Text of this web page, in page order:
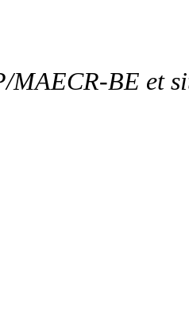
MAECR-BE et